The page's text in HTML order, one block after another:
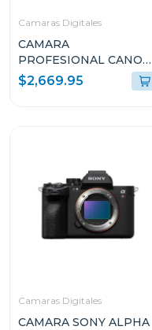
Camaras Digitales
CAMARA
PROFESIONAL CANON
DIGITAL MIRRORLESS
EOS R6 MARK III SOLO
$2,669.95
Camaras Digitales
CAMARA SONY ALPHA